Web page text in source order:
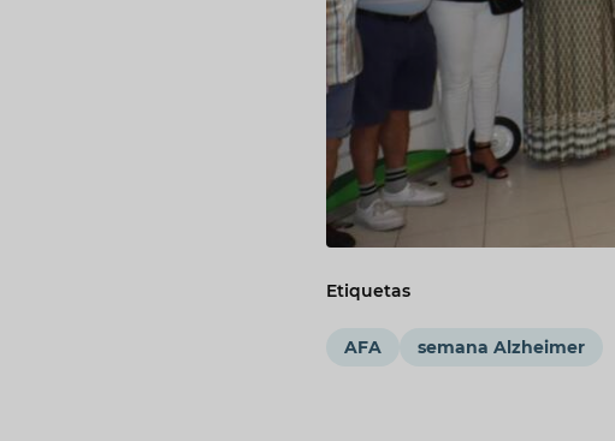
Etiquetas
AFA semana Alzheimer